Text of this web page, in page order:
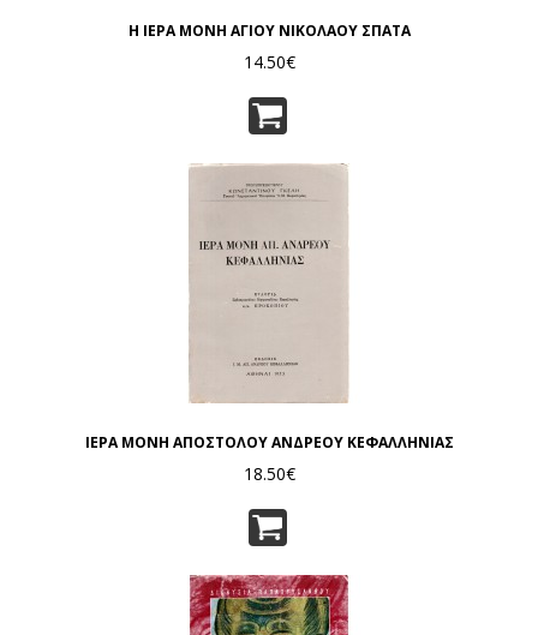
Η ΙΕΡΑ ΜΟΝΗ ΑΓΙΟΥ ΝΙΚΟΛΑΟΥ ΣΠΑΤΑ
14.50€
ΙΕΡΑ ΜΟΝΗ ΑΠΟΣΤΟΛΟΥ ΑΝΔΡΕΟΥ ΚΕΦΑΛΛΗΝΙΑΣ
18.50€